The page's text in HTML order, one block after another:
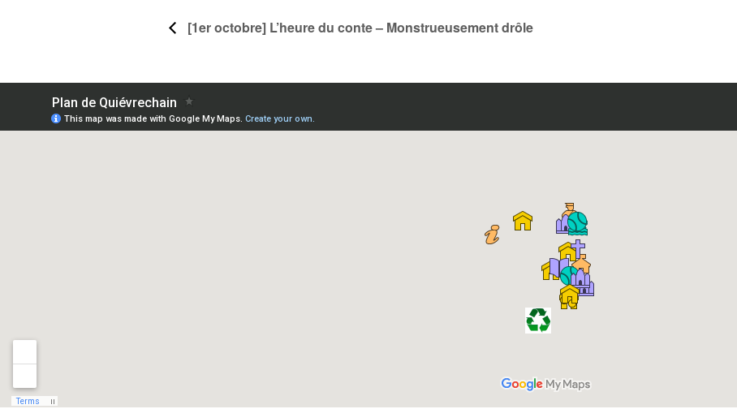
[1er octobre] L’heure du conte – Monstrueusement drôle